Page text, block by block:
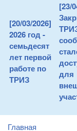
[20/03/2026]
2026 год -
семьдесят
лет первой
работе по
ТРИЗ
[23/
для
Главная